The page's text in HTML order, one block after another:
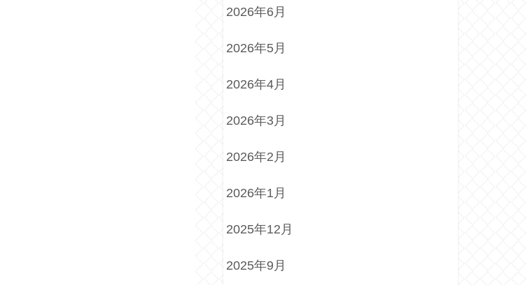
2026年6月
2026年5月
2026年4月
2026年3月
2026年2月
2026年1月
2025年12月
2025年9月